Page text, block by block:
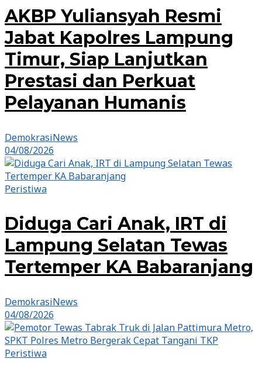
AKBP Yuliansyah Resmi
Jabat Kapolres Lampung
Timur, Siap Lanjutkan
Prestasi dan Perkuat
Pelayanan Humanis
DemokrasiNews
04/08/2026
Peristiwa
Diduga Cari Anak, IRT di
Lampung Selatan Tewas
Tertemper KA Babaranjang
DemokrasiNews
04/08/2026
Peristiwa